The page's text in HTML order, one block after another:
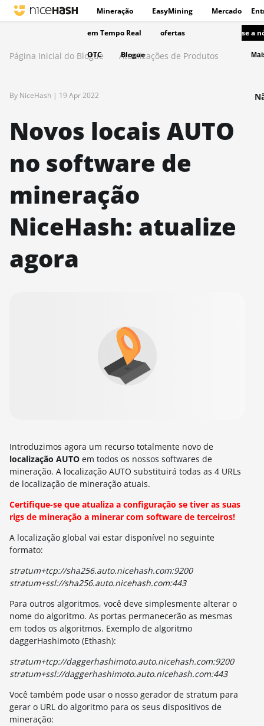
Mineração EasyMining Mercado
em Tempo Real ofertas
OTC Blogue
se a
Página Inicial do Blogue Atualizações de Produtos
By NiceHash | 19 Apr 2022
Novos locais AUTO
no software de
mineração
NiceHash: atualize
agora
Introduzimos agora um recurso totalmente novo de
localização AUTO em todos os nossos softwares de
mineração. A localização AUTO substituirá todas as 4 URLs
de localização de mineração atuais.
Certifique-se que atualiza a configuração se tiver as suas
rigs de mineração a minerar com software de terceiros!
A localização global vai estar disponível no seguinte
formato:
stratum+tcp://sha256.auto.nicehash.com:9200
stratum+ssl://sha256.auto.nicehash.com:443
Para outros algoritmos, você deve simplesmente alterar o
nome do algoritmo. As portas permanecerão as mesmas
em todos os algoritmos. Exemplo de algoritmo
daggerHashimoto (Ethash):
stratum+tcp://daggerhashimoto.auto.nicehash.com:9200
stratum+ssl://daggerhashimoto.auto.nicehash.com:443
Você também pode usar o nosso gerador de stratum para
gerar o URL do algoritmo para os seus dispositivos de
mineração: